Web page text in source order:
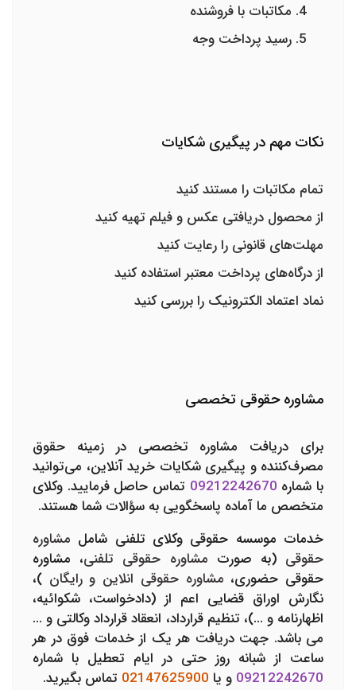
مکاتبات با فروشنده
رسید پرداخت وجه
نکات مهم در پیگیری شکایات
تمام مکاتبات را مستند کنید
از محصول دریافتی عکس و فیلم تهیه کنید
مهلت‌های قانونی را رعایت کنید
از درگاه‌های پرداخت معتبر استفاده کنید
نماد اعتماد الکترونیک را بررسی کنید
مشاوره حقوقی تخصصی
برای دریافت مشاوره تخصصی در زمینه حقوق
مصرف‌کننده و پیگیری شکایات خرید آنلاین، می‌توانید
با شماره
تماس حاصل فرمایید. وکلای
متخصص ما آماده پاسخگویی به سؤالات شما هستند.
خدمات موسسه حقوقی وکلای تلفنی شامل مشاوره
حقوقی (به صورت مشاوره حقوقی تلفنی، مشاوره
حقوقی حضوری، مشاوره حقوقی انلاین و رایگان )،
نگارش اوراق قضایی اعم از (دادخواست، شکوائیه،
اظهارنامه و ...)، تنظیم قرارداد، انعقاد قرارداد وکالتی و ...
می باشد. جهت دریافت هر یک از خدمات فوق در هر
ساعت از شبانه روز حتی در ایام تعطیل با شماره
09212242670 و یا 02147625900 تماس بگیرید.